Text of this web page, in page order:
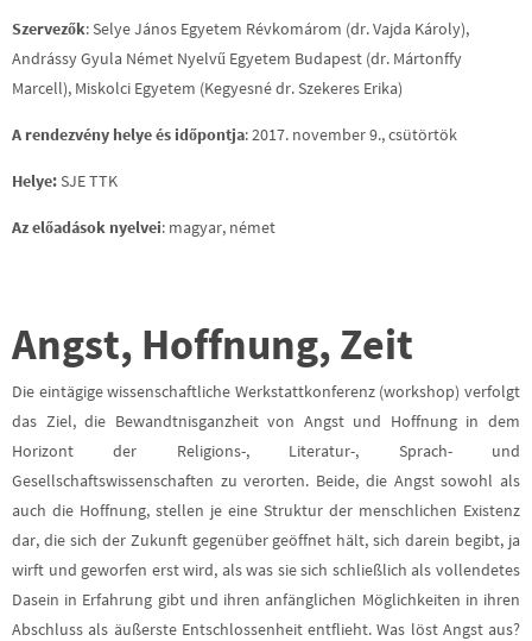
Szervezők: Selye János Egyetem Révkomárom (dr. Vajda Károly),
Andrássy Gyula Német Nyelvű Egyetem Budapest (dr. Mártonffy
Marcell), Miskolci Egyetem (Kegyesné dr. Szekeres Erika)
A rendezvény helye és időpontja: 2017. november 9., csütörtök
Helye:SJE TTK
Az előadások nyelvei: magyar, német
Angst, Hoffnung, Zeit
Die eintägige wissenschaftliche Werkstattkonferenz (workshop) verfolgt
das Ziel, die Bewandtnisganzheit von Angst und Hoffnung in dem
Horizont der Religions-, Literatur-, Sprach- und
Gesellschaftswissenschaften zu verorten. Beide, die Angst sowohl als
auch die Hoffnung, stellen je eine Struktur der menschlichen Existenz
dar, die sich der Zukunft gegenüber geöffnet hält, sich darein begibt, ja
wirft und geworfen erst wird, als was sie sich schließlich als vollendetes
Dasein in Erfahrung gibt und ihren anfänglichen Möglichkeiten in ihren
Abschluss als äußerste Entschlossenheit entflieht. Was löst Angst aus?